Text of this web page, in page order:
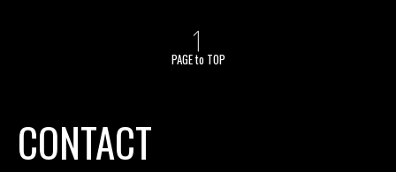
PAGE to TOP
CONTACT